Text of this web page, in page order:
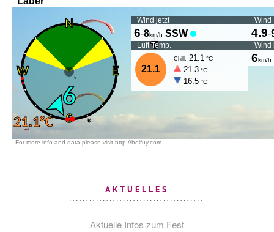
AKTUELLES
Aktuelle Infos zum Fest